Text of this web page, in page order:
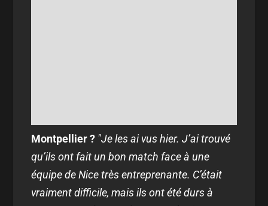
Montpellier ? "Je les ai vus hier. J’ai trouvé
qu’ils ont fait un bon match face à une
équipe de Nice très entreprenante. C’était
vraiment difficile, mais ils ont été durs à